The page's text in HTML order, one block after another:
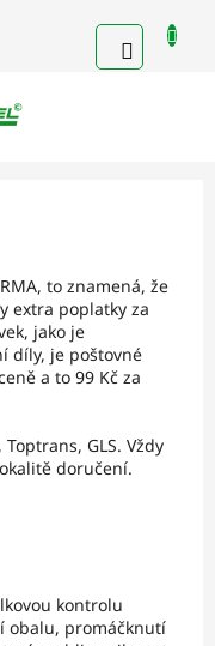
KOŠÍK
to znamená, že
extra poplatky za
jako je
díly, je poštovné
a to 99 Kč za
GLS. Vždy
doručení.
kontrolu
obalu, promáčknutí